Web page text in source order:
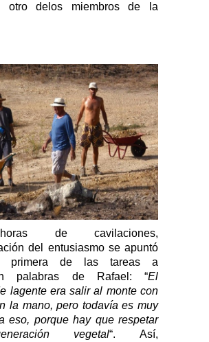
otro delos miembros de la
de cavilaciones,
del entusiasmo se apuntó
primera de las tareas a
palabras de Rafael: “El
lagente era salir al monte con
la mano, pero todavía es muy
eso, porque hay que respetar
vegetal“. Así,